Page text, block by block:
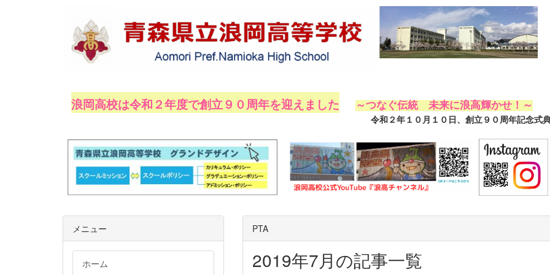
浪岡高校は令和２年度で創立９０周年を迎えました ～つなぐ伝統 未来に浪高輝かせ！～
令和２年１０月１０日、創立９０周年記念式典を挙行し
PTA
2019年7月の記事一覧
メニュー
ホーム